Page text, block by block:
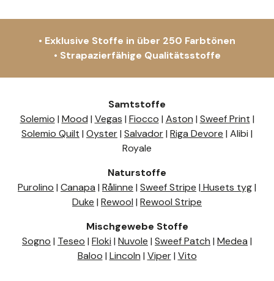
• Exklusive Stoffe in über 250 Farbtönen
• Strapazierfähige Qualitätsstoffe
Samtstoffe
Solemio | Mood | Vegas | Fiocco | Aston | Sweef Print |
Solemio Quilt | Oyster| Salvador| Riga Devore | Alibi |
Royale
Naturstoffe
Purolino | Canapa | Rålinne | Sweef Stripe | Husets tyg|
Duke | Rewool | Rewool Stripe
Mischgewebe Stoffe
Sogno | Teseo | Floki | Nuvole | Sweef Patch | Medea |
Baloo | Lincoln | Viper| Vito